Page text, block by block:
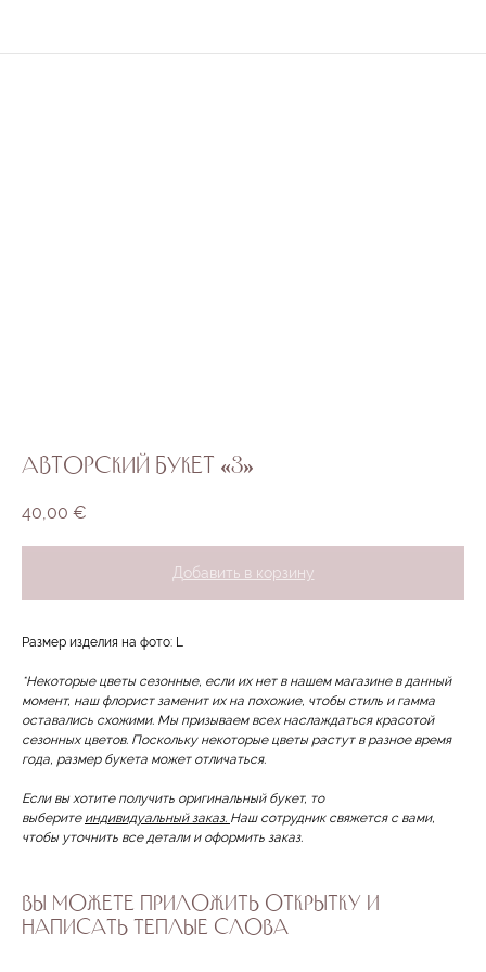
Авторский букет «3»
40,00 €
Добавить в корзину
Размер изделия на фото: L
*Некоторые цветы сезонные, если их нет в нашем магазине в данный
момент, наш флорист заменит их на похожие, чтобы стиль и гамма
оставались схожими. Мы призываем всех наслаждаться красотой
сезонных цветов. Поскольку некоторые цветы растут в разное время
года, размер букета может отличаться.
Если вы хотите получить оригинальный букет, то
выберите индивидуальный заказ. Наш сотрудник свяжется с вами,
чтобы уточнить все детали и оформить заказ.
ВЫ МОЖЕТЕ ПРИЛОЖИТЬ ОТКРЫТКУ И
НАПИСАТЬ ТЕПЛЫЕ СЛОВА